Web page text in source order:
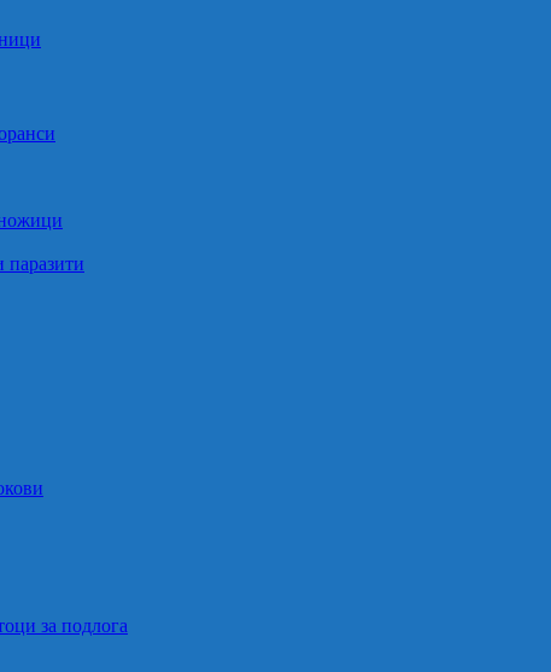
паразити
за подлога